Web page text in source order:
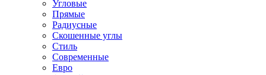
Угловые
Прямые
Радиусные
Скошенные углы
Стиль
Современные
Евро